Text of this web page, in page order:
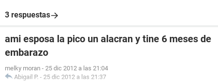
3 respuestas
ami esposa la pico un alacran y tine 6 meses de
embarazo
melky moran - 25 dic 2012 a las 21:04
Abigail P. - 25 dic 2012 a las 21:37